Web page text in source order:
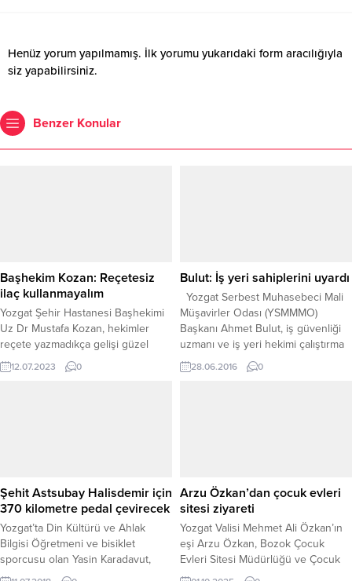
Henüz yorum yapılmamış. İlk yorumu yukarıdaki form aracılığıyla
siz yapabilirsiniz.
Benzer Konular
Başhekim Kozan: Reçetesiz
ilaç kullanmayalım
Yozgat Şehir Hastanesi Başhekimi
Uz Dr Mustafa Kozan, hekimler
reçete yazmadıkça gelişi güzel
yada başkalarının önerisiyle ilaç
kullanmanın sakıncalı olduğunu
12.07.2023 0
Bulut: İş yeri sahiplerini uyardı
Yozgat Serbest Muhasebeci Mali
Müşavirler Odası (YSMMMO)
Başkanı Ahmet Bulut, iş güvenliği
uzmanı ve iş yeri hekimi çalıştırma
zorunluluğunun kamu ve özel
sektör ayrımı olmadan tüm iş yerleri
28.06.2016 0
Şehit Astsubay Halisdemir için
370 kilometre pedal çevirecek
Yozgat’ta Din Kültürü ve Ahlak
Bilgisi Öğretmeni ve bisiklet
sporcusu olan Yasin Karadavut,
FETÖ/PDY Terör Örgütünün 15
Arzu Özkan’dan çocuk evleri
sitesi ziyareti
Yozgat Valisi Mehmet Ali Özkan’ın
eşi Arzu Özkan, Bozok Çocuk
Evleri Sitesi Müdürlüğü ve Çocuk
Evleri Sitesi Müdürlüğü’nde kalan